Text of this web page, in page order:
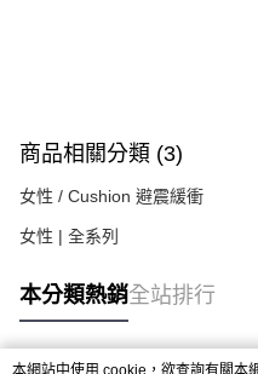
商品相關分類 (3)
女性 / Cushion 避震緩衝
女性 | 全系列
本分類熱銷全站排行
本網站中使用 cookie，欲查詢有關本